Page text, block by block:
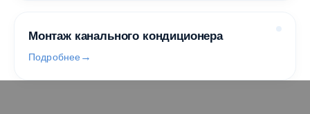
Монтаж канального кондиционера
Подробнее